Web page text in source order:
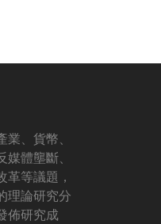
、貨幣、
體壟斷、
革等議題，
理論研究分
佈研究成